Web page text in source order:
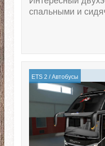
спальными и
ETS 2 /Автобусы